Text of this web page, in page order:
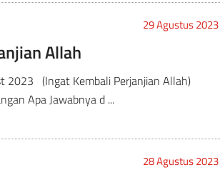
29 Agustus 2023
Allah
2023 (Ingat Kembali Perjanjian Allah)
Apa Jawabnya d ...
28 Agustus 2023